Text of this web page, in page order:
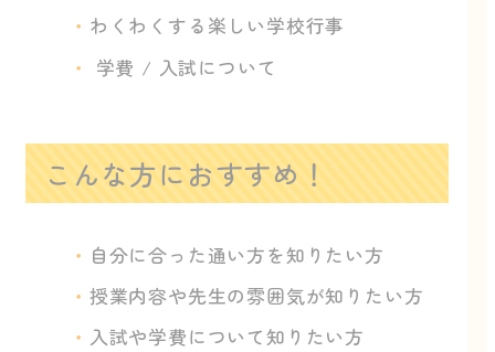
わくわくする楽しい学校行事
学費 / 入試について
こんな方におすすめ！
自分に合った通い方を知りたい方
授業内容や先生の雰囲気が知りたい方
入試や学費について知りたい方